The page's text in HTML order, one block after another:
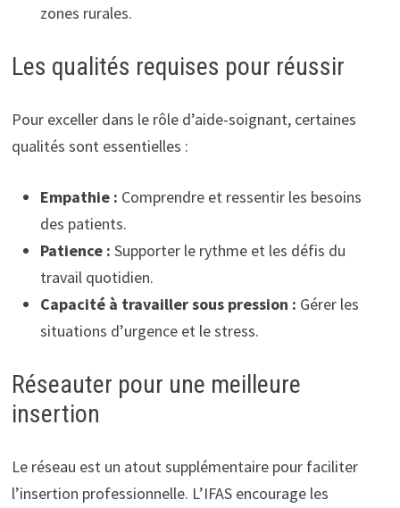
zones rurales.
Les qualités requises pour réussir
Pour exceller dans le rôle d’aide-soignant, certaines
qualités sont essentielles :
Empathie : Comprendre et ressentir les besoins
des patients.
Patience : Supporter le rythme et les défis du
travail quotidien.
Capacité à travailler sous pression : Gérer les
situations d’urgence et le stress.
Réseauter pour une meilleure
insertion
Le réseau est un atout supplémentaire pour faciliter
l’insertion professionnelle. L’IFAS encourage les